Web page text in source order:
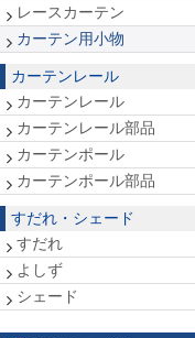
レースカーテン
カーテン用小物
カーテンレール
カーテンレール
カーテンレール部品
カーテンポール
カーテンポール部品
すだれ・シェード
すだれ
よしず
シェード